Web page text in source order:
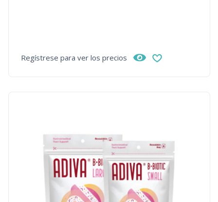
Regístrese para ver los precios